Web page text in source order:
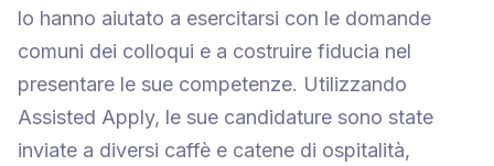
lo hanno aiutato a esercitarsi con le domande
comuni dei colloqui e a costruire fiducia nel
presentare le sue competenze. Utilizzando
Assisted Apply, le sue candidature sono state
inviate a diversi caffè e catene di ospitalità,